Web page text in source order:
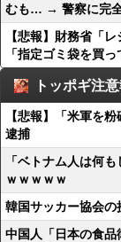
むも… → 警察に完
【悲報】財務省「
「指定ゴミ袋を買
トッポギ注意
【悲報】「米軍を
逮捕
「ベトナム人は何
ｗｗｗｗｗ
韓国サッカー協会
中国人「日本の食